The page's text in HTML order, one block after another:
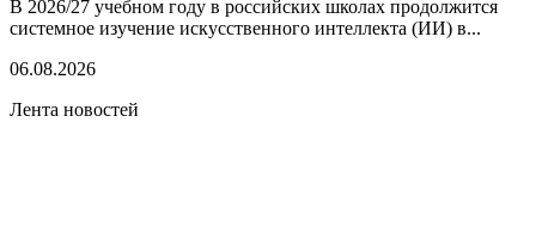
В 2026/27 учебном году в российских школах продолжится
системное изучение искусственного интеллекта (ИИ) в...
06.08.2026
Лента новостей